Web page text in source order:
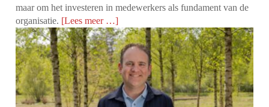
maar om het investeren in medewerkers als fundament van de
organisatie. [Lees meer …]